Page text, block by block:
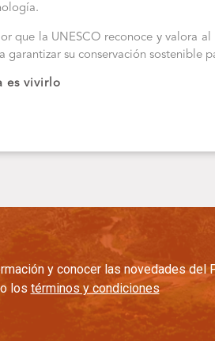
que la UNESCO reconoce y valora
su conservación sostenible
es vivirlo
y conocer las novedades del
los términos y condiciones